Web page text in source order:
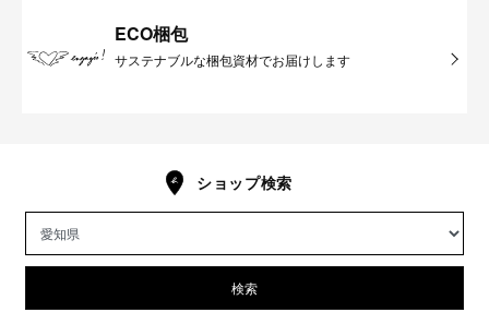
ECO梱包
サステナブルな梱包資材でお届けします
ショップ検索
検索